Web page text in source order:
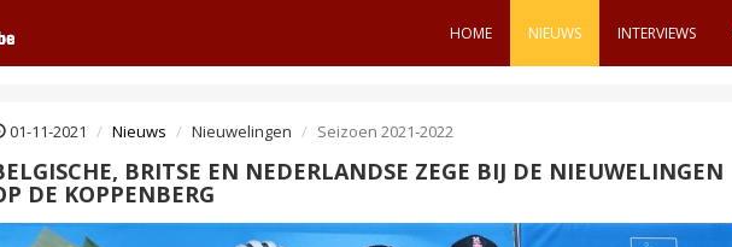
HOME NIEUWS INTERVIEWS
01-11-2021 Nieuws Nieuwelingen Seizoen 2021-2022
BRITSE EN NEDERLANDSE ZEGE BIJ DE NIEUWELINGEN
DE KOPPENBERG